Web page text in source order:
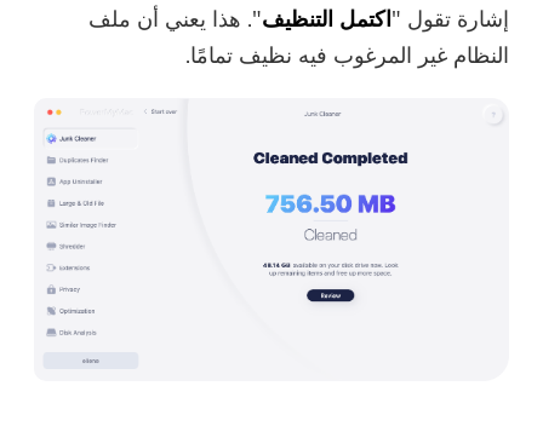
إشارة تقول "اكتمل التنظيف". هذا يعني أن ملف
النظام غير المرغوب فيه نظيف تمامًا.